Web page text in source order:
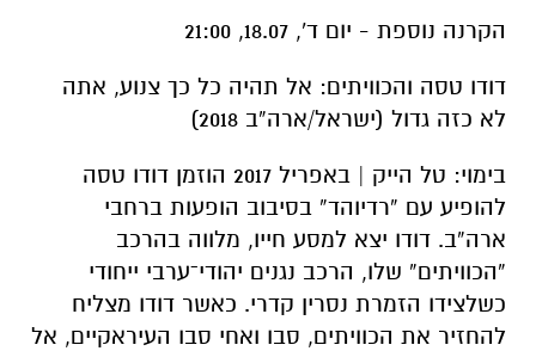
הקרנה נוספת - יום ד', 18.07, 21:00
דודו טסה והכוויתים: אל תהיה כל כך צנוע, אתה
לא כזה גדול (ישראל/ארה”ב 2018)
בימוי: טל הייק | באפריל 2017 הוזמן דודו טסה
להופיע עם “רדיוהד” בסיבוב הופעות ברחבי
ארה”ב. דודו יצא למסע חייו, מלווה בהרכב
“הכוויתים” שלו, הרכב נגנים יהודי־ערבי ייחודי
כשלצידו הזמרת נסרין קדרי. כאשר דודו מצליח
להחזיר את הכוויתים, סבו ואחי סבו העיראקיים, אל